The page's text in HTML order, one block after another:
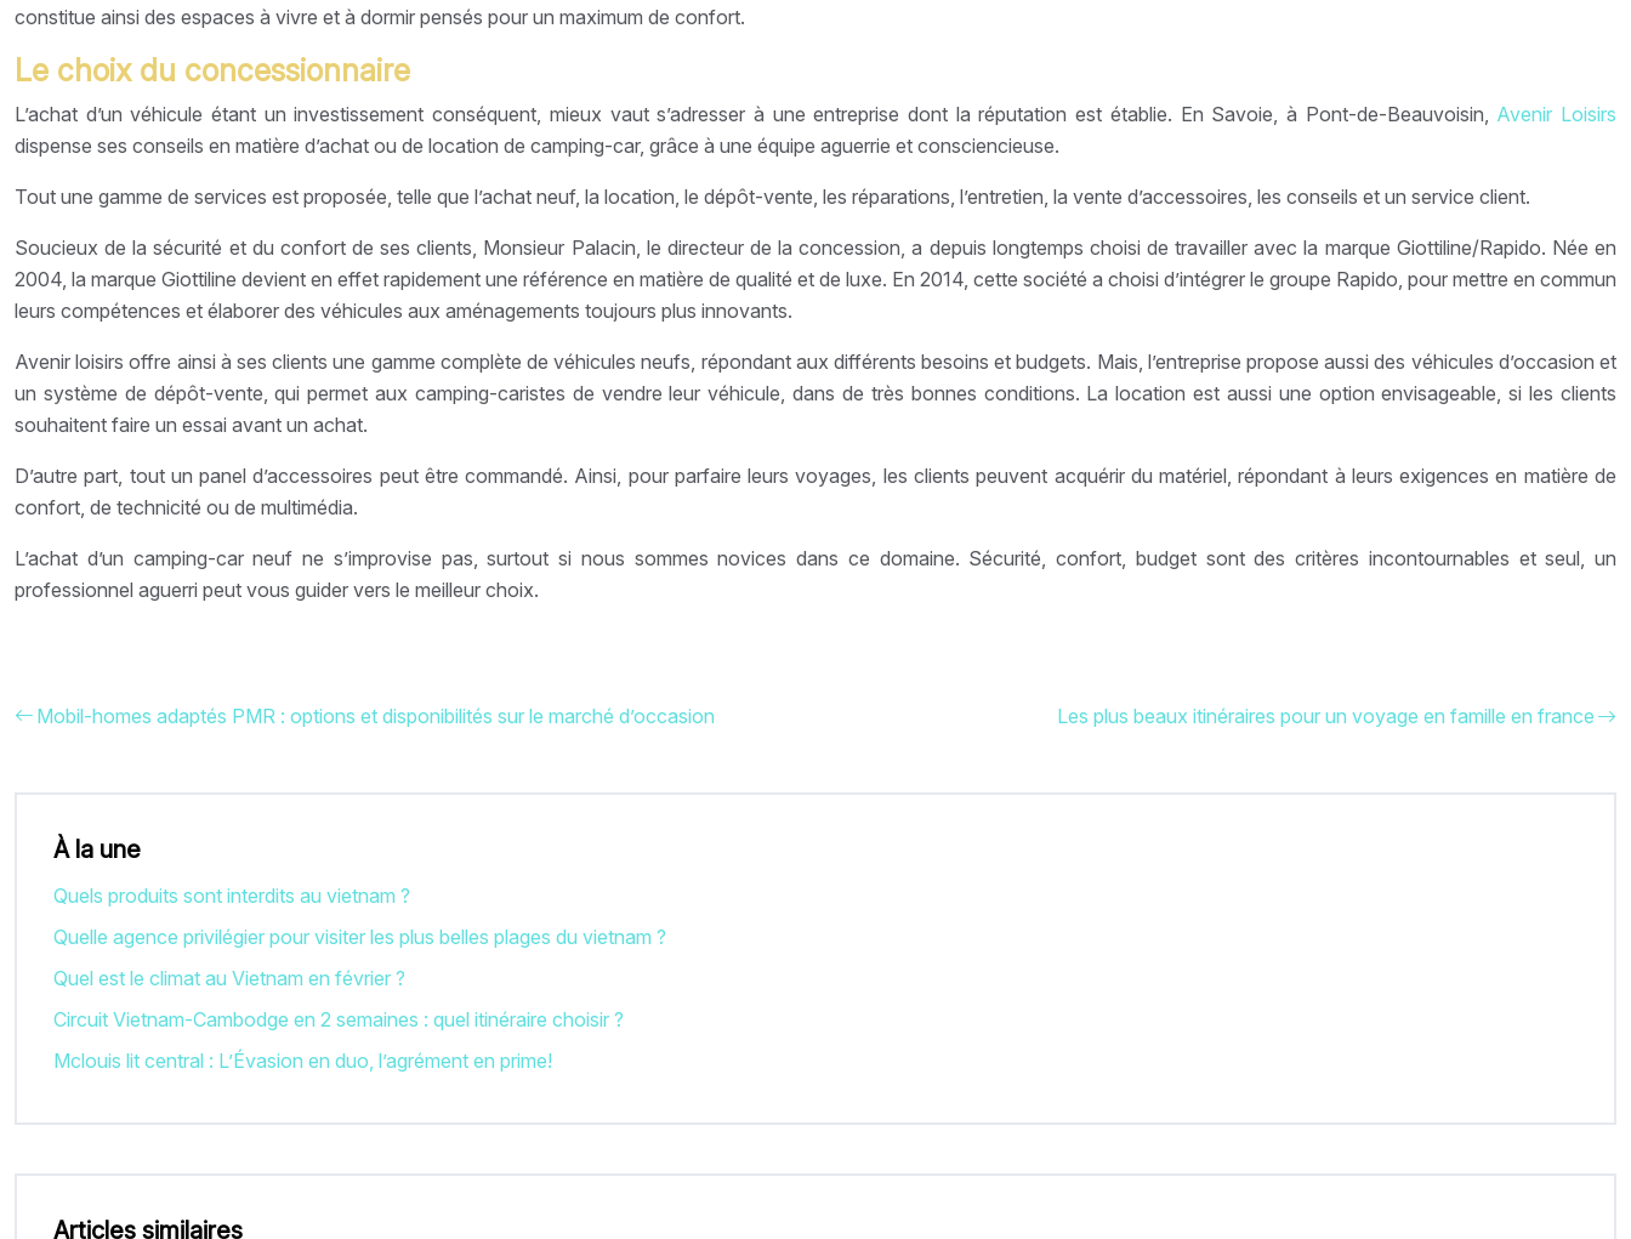
constitue ainsi des espaces à vivre et à dormir pensés pour un maximum de confort.
Le choix du concessionnaire
L’achat d’un véhicule étant un investissement conséquent, mieux vaut s’adresser à une entreprise dont la réputation est établie. En Savoie, à Pont-de-Beauvoisin, Avenir Loisirs
dispense ses conseils en matière d’achat ou de location de camping-car, grâce à une équipe aguerrie et consciencieuse.
Tout une gamme de services est proposée, telle que l’achat neuf, la location, le dépôt-vente, les réparations, l’entretien, la vente d’accessoires, les conseils et un service client.
Soucieux de la sécurité et du confort de ses clients, Monsieur Palacin, le directeur de la concession, a depuis longtemps choisi de travailler avec la marque Giottiline/Rapido. Née en
2004, la marque Giottiline devient en effet rapidement une référence en matière de qualité et de luxe. En 2014, cette société a choisi d’intégrer le groupe Rapido, pour mettre en commun
leurs compétences et élaborer des véhicules aux aménagements toujours plus innovants.
Avenir loisirs offre ainsi à ses clients une gamme complète de véhicules neufs, répondant aux différents besoins et budgets. Mais, l’entreprise propose aussi des véhicules d’occasion et
un système de dépôt-vente, qui permet aux camping-caristes de vendre leur véhicule, dans de très bonnes conditions. La location est aussi une option envisageable, si les clients
souhaitent faire un essai avant un achat.
D’autre part, tout un panel d’accessoires peut être commandé. Ainsi, pour parfaire leurs voyages, les clients peuvent acquérir du matériel, répondant à leurs exigences en matière de
confort, de technicité ou de multimédia.
L’achat d’un camping-car neuf ne s’improvise pas, surtout si nous sommes novices dans ce domaine. Sécurité, confort, budget sont des critères incontournables et seul, un
professionnel aguerri peut vous guider vers le meilleur choix.
Mobil-homes adaptés PMR : options et disponibilités sur le marché d’occasion Les plus beaux itinéraires pour un voyage en famille en france
À la une
Quels produits sont interdits au vietnam ?
Quelle agence privilégier pour visiter les plus belles plages du vietnam ?
Quel est le climat au Vietnam en février ?
Circuit Vietnam-Cambodge en 2 semaines : quel itinéraire choisir ?
Mclouis lit central : L’Évasion en duo, l’agrément en prime!
Articles similaires